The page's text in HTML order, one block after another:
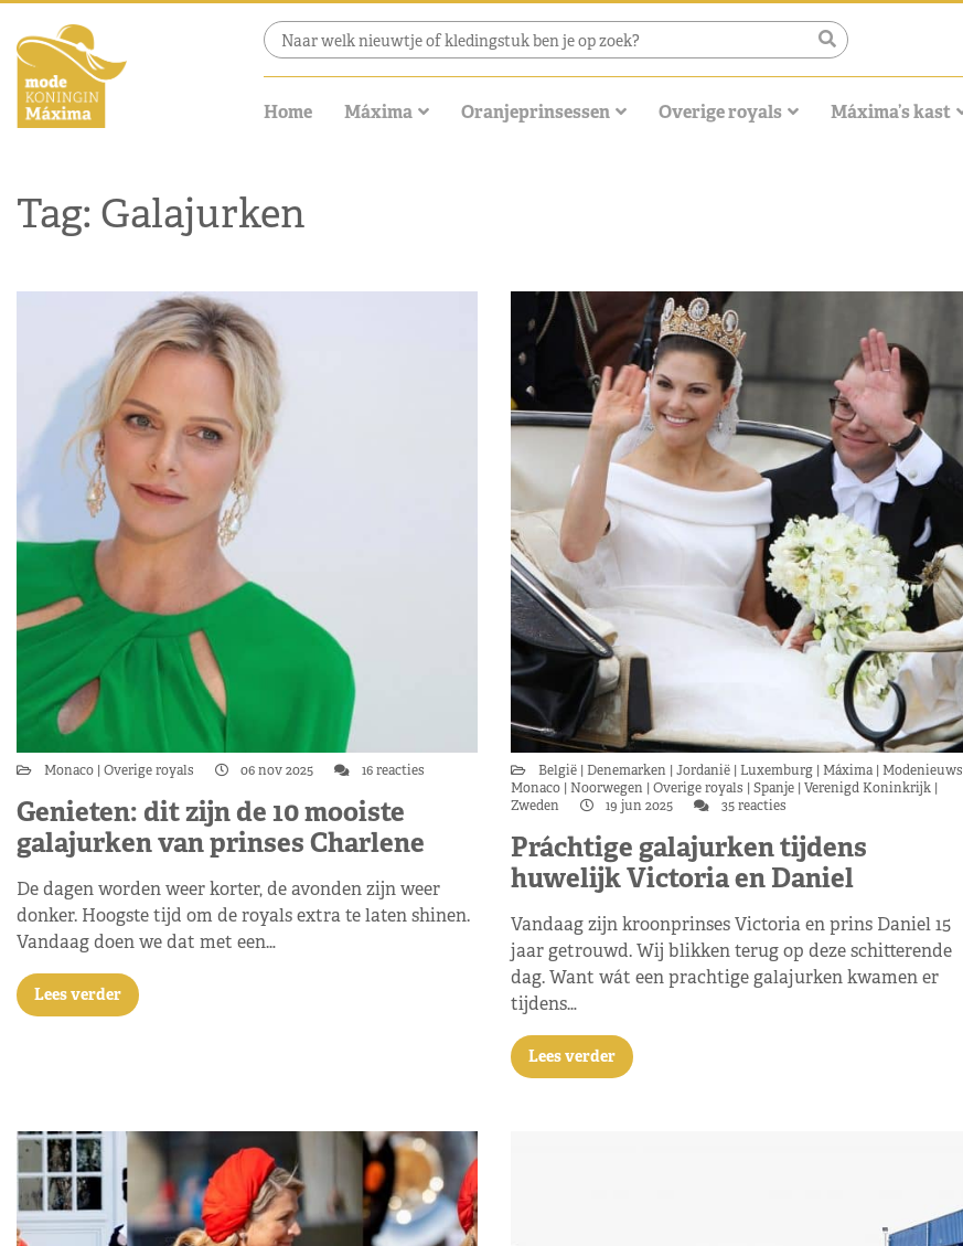
Home Máxima Oranjeprinsessen Overige royals Máxima’s kast
Tag: Galajurken
Monaco Overige royals 06 nov 2025 16 reacties
Genieten: dit zijn de 10 mooiste
galajurken van prinses Charlene
De dagen worden weer korter, de avonden zijn weer
donker. Hoogste tijd om de royals extra te laten shinen.
Vandaag doen we dat met een…
Lees verder
België Denemarken Jordanië Luxemburg Máxima Modenieuws
Monaco Noorwegen Overige royals Spanje Verenigd Koninkrijk
Zweden
19 jun 2025 35 reacties
Práchtige galajurken tijdens
huwelijk Victoria en Daniel
Vandaag zijn kroonprinses Victoria en prins Daniel 15
jaar getrouwd. Wij blikken terug op deze schitterende
dag. Want wát een prachtige galajurken kwamen er
tijdens…
Lees verder